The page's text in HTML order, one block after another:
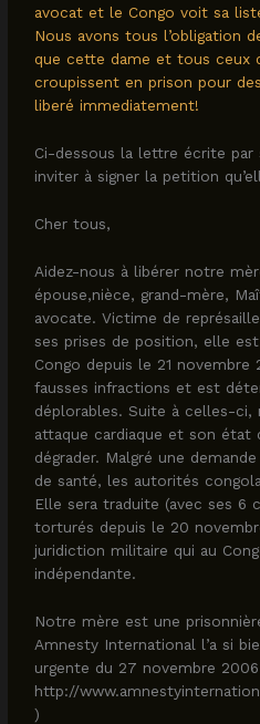
avocat et le Congo voit sa
Nous avons tous l’obligation
que cette dame et tous ceux
croupissent en prison pour
liberé immediatement!
Ci-dessous la lettre écrite
inviter à signer la petition
Cher tous,
Aidez-nous à libérer notre
épouse,nièce, grand-mère,
avocate. Victime de
ses prises de position, elle
Congo depuis le 21
fausses infractions et est
déplorables. Suite à celles-ci,
attaque cardiaque et son état
dégrader. Malgré une
de santé, les autorités
Elle sera traduite (avec ses 6
torturés depuis le 20
juridiction militaire qui au
indépendante.
Notre mère est une
Amnesty International l’a si
urgente du 27 novembre
http://
)